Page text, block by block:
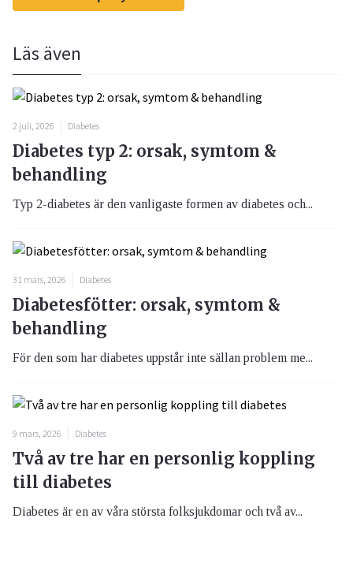
Läs även
2 juli, 2026 Diabetes
Diabetes typ 2: orsak, symtom &
behandling
Typ 2-diabetes är den vanligaste formen av diabetes och...
31 mars, 2026 Diabetes
Diabetesfötter: orsak, symtom &
behandling
För den som har diabetes uppstår inte sällan problem me...
9 mars, 2026 Diabetes
Två av tre har en personlig koppling
till diabetes
Diabetes är en av våra största folksjukdomar och två av...